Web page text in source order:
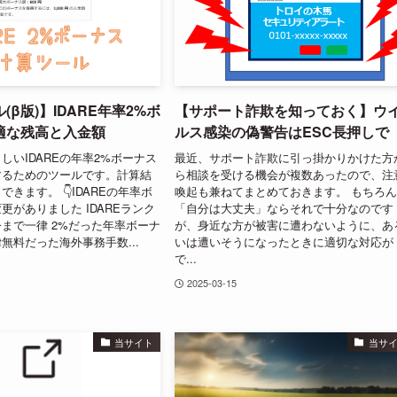
(β版)】IDARE年率2%ボ
な残高と入金額
いIDAREの年率2%ボーナス
ためのツールです。計算結
きます。 👇IDAREの年率ボ
がありました IDAREランク
で一律 2%だった年率ボーナ
料だった海外事務手数...
【サポート詐欺を知っておく】ウ
ルス感染の偽警告はESC長押しで
最近、サポート詐欺に引っ掛かりかけた方
ら相談を受ける機会が複数あったので、注
喚起も兼ねてまとめておきます。 もちろん
「自分は大丈夫」ならそれで十分なのです
が、身近な方が被害に遭わないように、あ
いは遭いそうになったときに適切な対応が
で...
2025-03-15
当サイト 当サ